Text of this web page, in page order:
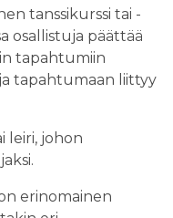
tanssikurssi tai -
osallistuja päättää
tapahtumiin
tapahtumaan liittyy
leiri, johon
erinomainen